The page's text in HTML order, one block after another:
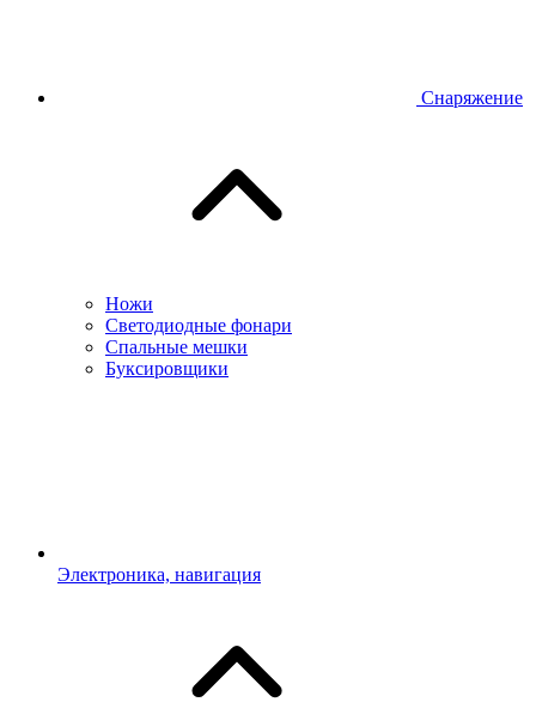
Снаряжение
Ножи
Светодиодные фонари
Спальные мешки
Буксировщики
Электроника, навигация